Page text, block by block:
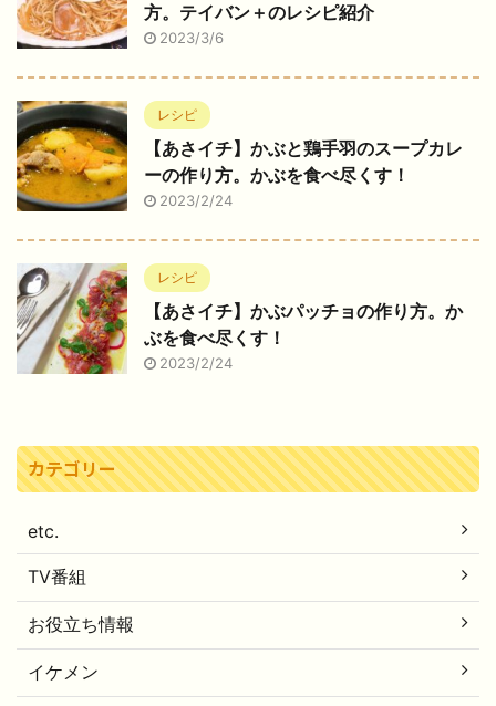
方。テイバン＋のレシピ紹介
2023/3/6
レシピ
【あさイチ】かぶと鶏手羽のスープカレ
ーの作り方。かぶを食べ尽くす！
2023/2/24
レシピ
【あさイチ】かぶパッチョの作り方。か
ぶを食べ尽くす！
2023/2/24
カテゴリー
etc.
TV番組
お役立ち情報
イケメン